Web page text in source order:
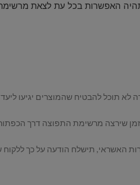
האפשרות בכל עת לצאת מרשימת
לא תוכל להבטיח שהמוצרים יגיעו
שירצה מרשימת התפוצה דרך הכפתור
האשראי, תישלח הודעה על כך